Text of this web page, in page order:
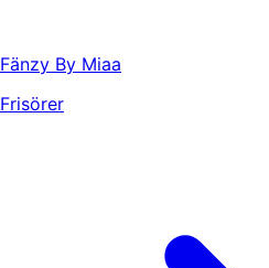
Fänzy By Miaa
Frisörer